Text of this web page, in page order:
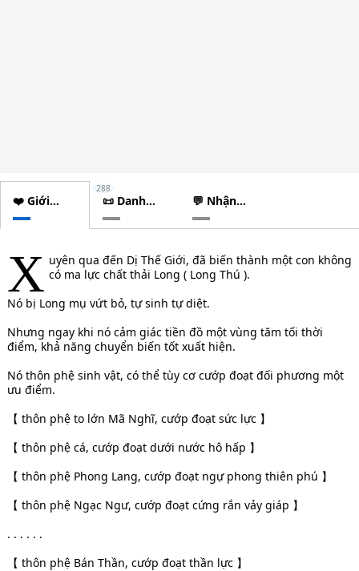
❤️ Giới
thiệu
📜 Danh
sách
chương
288
💬 Nhận
xét
X uyên qua đến Dị Thế Giới, đã biến thành một con không
có ma lực chất thải Long ( Long Thú ).
Nó bị Long mụ vứt bỏ, tự sinh tự diệt.
Nhưng ngay khi nó cảm giác tiền đồ một vùng tăm tối thời
điểm, khả năng chuyển biến tốt xuất hiện.
Nó thôn phệ sinh vật, có thể tùy cơ cướp đoạt đối phương một
ưu điểm.
【 thôn phệ to lớn Mã Nghĩ, cướp đoạt sức lực 】
【 thôn phệ cá, cướp đoạt dưới nước hô hấp 】
【 thôn phệ Phong Lang, cướp đoạt ngự phong thiên phú 】
【 thôn phệ Ngạc Ngư, cướp đoạt cứng rắn vảy giáp 】
. . . . . .
【 thôn phệ Bán Thần, cướp đoạt thần lực 】